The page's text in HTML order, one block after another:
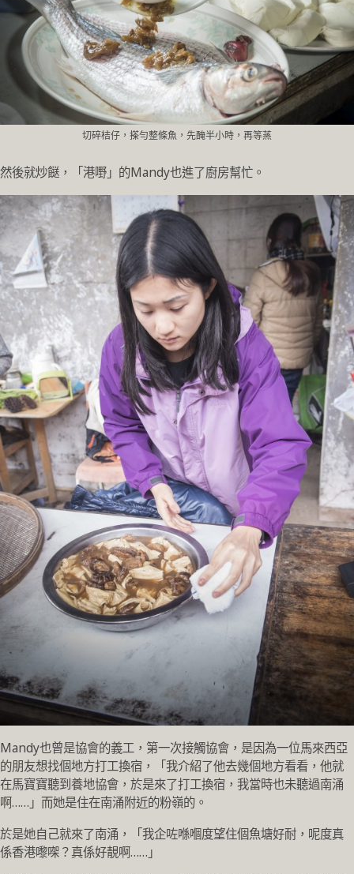
切碎桔仔，搽勻整條魚，先醃半小時，再等蒸
然後就炒餸，「港嘢」的Mandy也進了廚房幫忙。
Mandy也曾是協會的義工，第一次接觸協會，是因為一位馬來西亞
的朋友想找個地方打工換宿，「我介紹了他去幾個地方看看，他就
在馬寶寶聽到養地協會，於是來了打工換宿，我當時也未聽過南涌
啊……」而她是住在南涌附近的粉嶺的。
於是她自己就來了南涌，「我企咗喺嗰度望住個魚塘好耐，呢度真
係香港嚟㗎？真係好靚啊……」